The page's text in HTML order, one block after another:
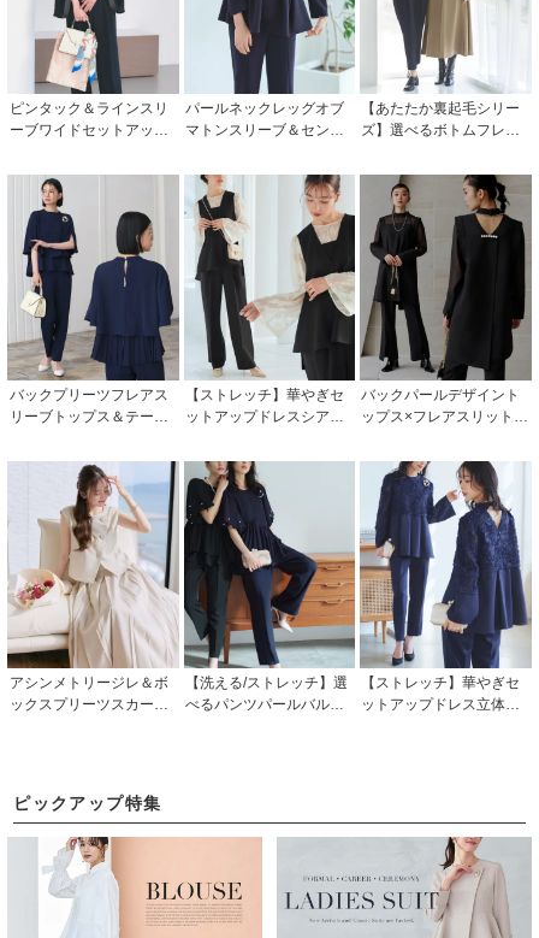
ピンタック＆ラインスリ
ーブワイドセットアップ
パーティードレス・セレ
モニー・入学式(入園式)・
卒業式(卒園式)・結婚式・
披露宴・二次会・同窓会
などお呼ばれ対応
パールネックレッグオブ
マトンスリーブ＆センタ
ンツセットアップ「PA13
37」
【あたたか裏起毛シリー
ズ】選べるボトムフレア
ゴムフレアスカート/テー
パードパンツ「CSU127
4」
バックプリーツフレアス
リーブトップス＆テーパ
「PA1505」
【ストレッチ】華やぎセ
ットアップドレスシアー
ス/セミワイドパンツ「PA
1503」
バックパールデザイント
ップス×フレアスリットパ
76」/ 結婚式・披露宴・二
次会などお呼ばれ対応フ
ォーマルパーティードレ
ス
アシンメトリージレ＆ボ
ックスプリーツスカート
【洗える/ストレッチ】選
べるパンツパールバルー
【ストレッチ】華やぎセ
ットアップドレス立体レ
ピックアップ特集